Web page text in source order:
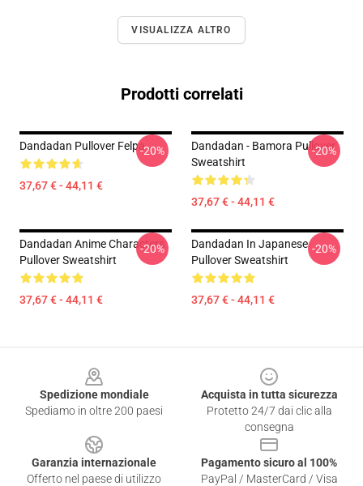
VISUALIZZA ALTRO
Prodotti correlati
Dandadan Pullover Felpa
37,67 € - 44,11 €
-20%
Dandadan - Bamora Pullover
Sweatshirt
37,67 € - 44,11 €
-20%
Dandadan Anime Characters
Pullover Sweatshirt
37,67 € - 44,11 €
-20%
Dandadan In Japanese
Pullover Sweatshirt
37,67 € - 44,11 €
-20%
Spedizione mondiale
Spediamo in oltre 200 paesi
Acquista in tutta sicurezza
Protetto 24/7 dai clic alla
consegna
Garanzia internazionale
Offerto nel paese di utilizzo
Pagamento sicuro al 100%
PayPal / MasterCard / Visa